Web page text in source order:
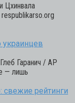
Цхинвала
украинцев
Гаранич / AP
— лишь
свежие рейтинги